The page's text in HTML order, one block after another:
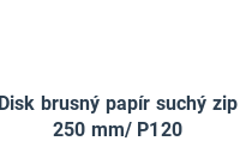
O nás
Disk brusný papír suchý zip
250 mm/ P120